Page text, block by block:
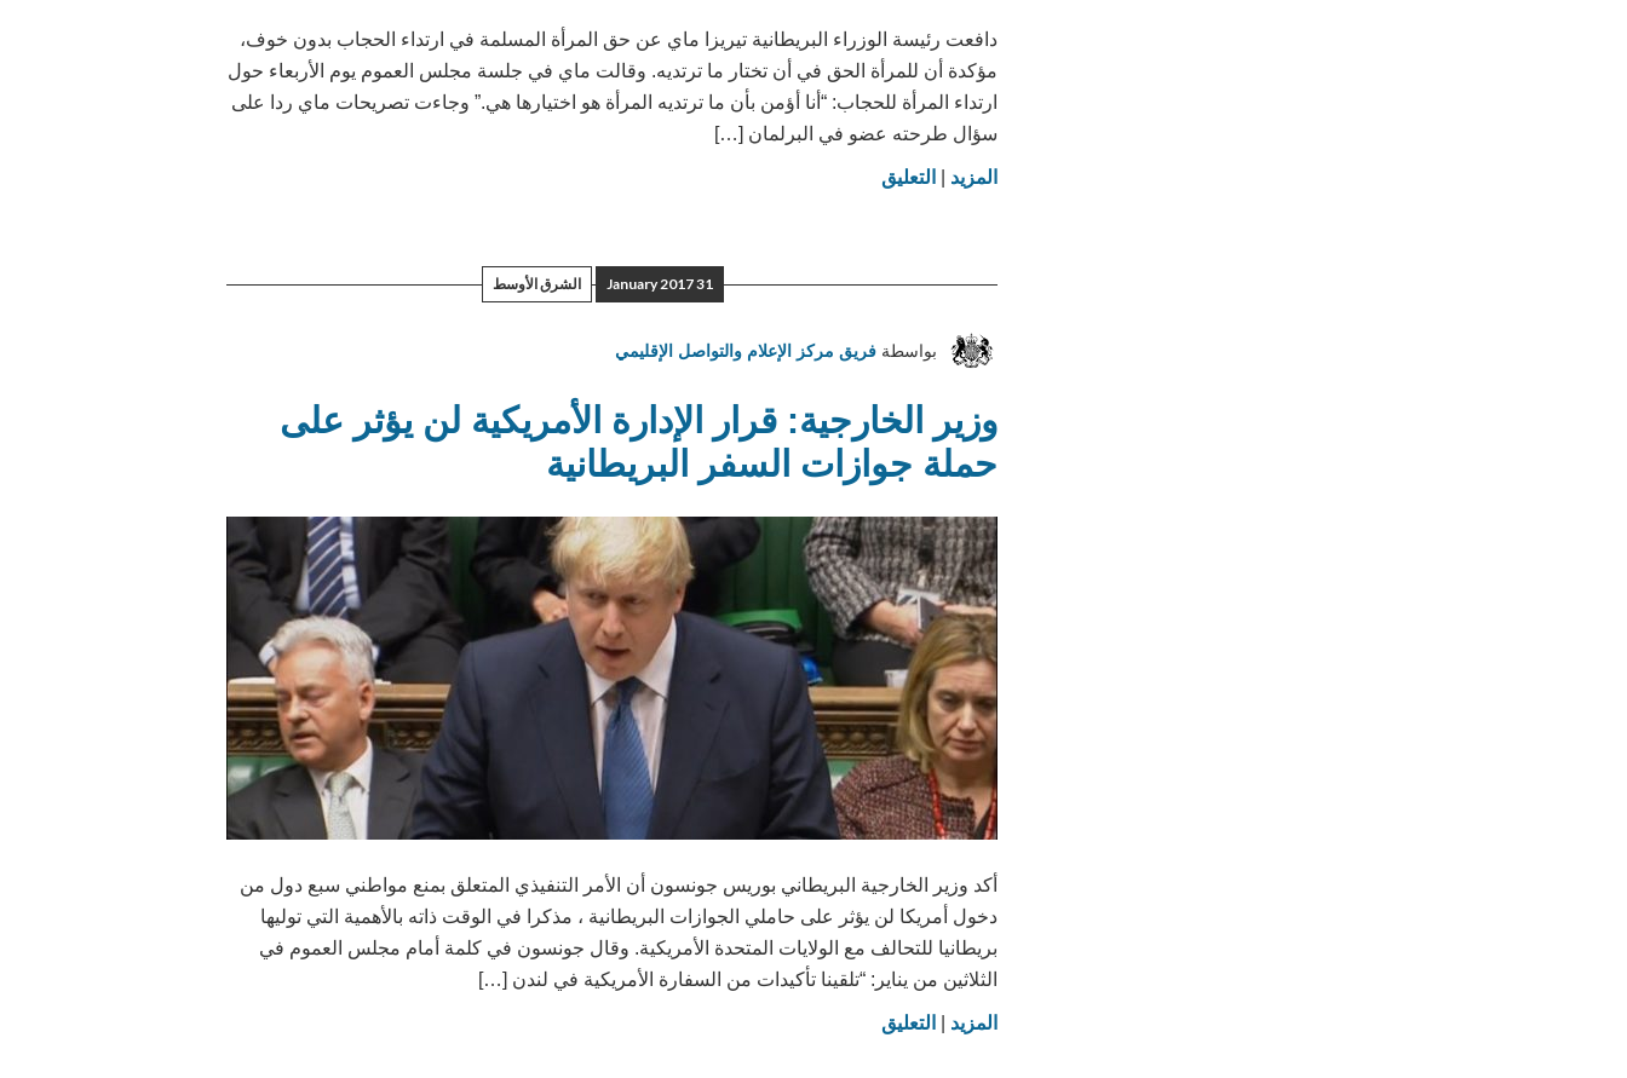
دافعت رئيسة الوزراء البريطانية تيريزا ماي عن حق المرأة المسلمة في ارتداء الحجاب بدون خوف،
مؤكدة أن للمرأة الحق في أن تختار ما ترتديه. وقالت ماي في جلسة مجلس العموم يوم الأربعاء حول
ارتداء المرأة للحجاب: “أنا أؤمن بأن ما ترتديه المرأة هو اختيارها هي.” وجاءت تصريحات ماي ردا على
سؤال طرحته عضو في البرلمان […]
المزيد on
المسلمات
الحجاب
التعليق
31 January 2017 الشرق الأوسط
بواسطةفريق مركز الإعلام والتواصل الإقليمي
وزير الخارجية: قرار الإدارة الأمريكية لن يؤثر على
حملة جوازات السفر البريطانية
أكد وزير الخارجية البريطاني بوريس جونسون أن الأمر التنفيذي المتعلق بمنع مواطني سبع دول من
دخول أمريكا لن يؤثر على حاملي الجوازات البريطانية ، مذكرا في الوقت ذاته بالأهمية التي توليها
بريطانيا للتحالف مع الولايات المتحدة الأمريكية. وقال جونسون في كلمة أمام مجلس العموم في
الثلاثين من يناير: “تلقينا تأكيدات من السفارة الأمريكية في لندن […]
المزيد onالتعليق